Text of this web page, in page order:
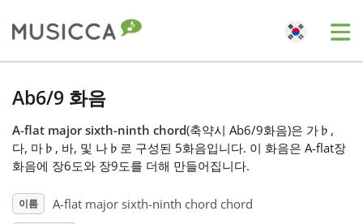
Български
Ab6/9 화음
A-flat major sixth-ninth chord(축약시 Ab6/9화음)은 가 ♭ ,
다, 마 ♭ , 바, 및 나 ♭ 로 구성된 5화음입니다. 이 화음은 A-flat장
화음에 장6도와 장9도를 더해 만들어집니다.
이름 A-flat major sixth-ninth chord chord